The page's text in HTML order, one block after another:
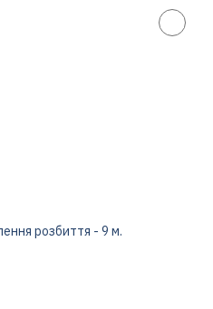
розбиття - 9 м.